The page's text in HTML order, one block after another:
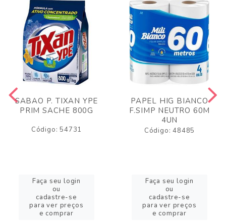
SABAO P. TIXAN YPE
PRIM SACHE 800G
Código: 54731
Faça seu login
ou
cadastre-se
para ver preços
e comprar
PAPEL HIG BIANCO
F.SIMP NEUTRO 60M
4UN
Código: 48485
Faça seu login
ou
cadastre-se
para ver preços
e comprar